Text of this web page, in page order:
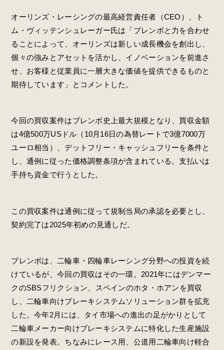
オーリンズ・レーシングの最高経営責任者（CEO）、ト
ム・ヴィッテンシュレーガー氏は「ブレンボと力を合わせ
ることによって、オーリンズは新しい成長機会を創出し、
個々の強みとアセットを活かし、イノベーションを前進さ
せ、お客様と従業員に一層大きな価値を提供できるものと
期待しています」とコメントした。
今回の買収案件はブレンボ史上最大規模となり、買収金額
は4億500万USドル（10月16日の為替レートで3億7000万
ユーロ相当）、デットフリー・キャッシュフリーを条件と
し、通例に従った価格調整条項が含まれている。支払いは
手持ち資金で行うとした。
この買収案件は通例に従って規制当局の承認を必要とし、
契約完了は2025年初めの見通しだ。
ブレンボは、二輪車・四輪車レーシング分野への投資を続
けているが、今回の買収はその一環。2021年にはデンマー
クのSBSフリクション、スペインのホタ・ホアンを買収
し、二輪車向けブレーキシステムソリューション群を拡充
した。今年2月には、タイ市場への進出の足がかりとして
二輪車メーカー向けブレーキシステムに特化した生産施設
の新設を発表。ちなみにレース用、公道用二輪車向け軽合